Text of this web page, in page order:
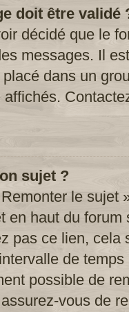
doit être validé
décidé que le
messages. Il
placé dans un
affichés.
sujet ?
le sujet
en haut du forum
pas ce lien, cela
de
possible de
vous de